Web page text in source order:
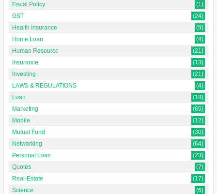
Fiscal Policy
(1)
GST
(24)
Health Insurance
(9)
Home Loan
(4)
Human Resource
(21)
Insurance
(13)
Investing
(21)
LAWS & REGULATIONS
(4)
Loan
(18)
Marketing
(65)
Mobile
(12)
Mutual Fund
(30)
Networking
(64)
Personal Loan
(23)
Quotes
(7)
Real-Estate
(17)
Science
(6)